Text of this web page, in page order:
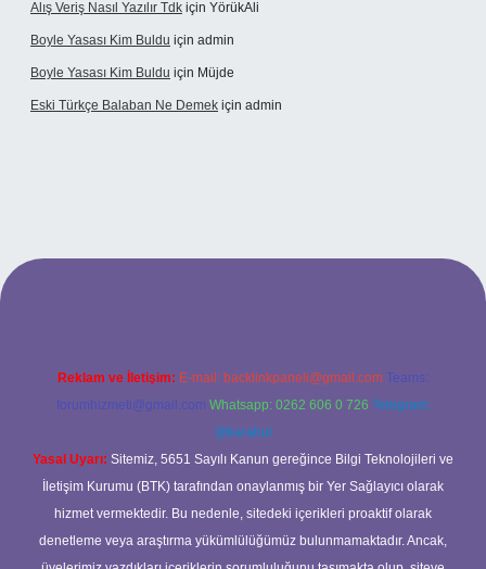
Alış Veriş Nasıl Yazılır Tdk için YörükAli
Boyle Yasası Kim Buldu için admin
Boyle Yasası Kim Buldu için Müjde
Eski Türkçe Balaban Ne Demek için admin
casino
Reklam ve İletişim: E-mail: backlinkpaneli@gmail.com Teams:
forumhizmeti@gmail.com Whatsapp: 0262 606 0 726 Telegram:
@karabul
Yasal Uyarı: Sitemiz, 5651 Sayılı Kanun gereğince Bilgi Teknolojileri ve
İletişim Kurumu (BTK) tarafından onaylanmış bir Yer Sağlayıcı olarak
hizmet vermektedir. Bu nedenle, sitedeki içerikleri proaktif olarak
denetleme veya araştırma yükümlülüğümüz bulunmamaktadır. Ancak,